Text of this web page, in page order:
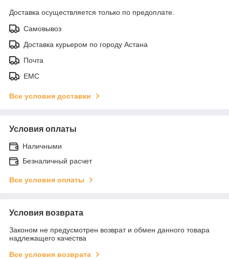
Доставка осуществляется только по предоплате.
Самовывоз
Доставка курьером по городу Астана
Почта
ЕМС
Все условия доставки
Условия оплаты
Наличными
Безналичный расчет
Все условия оплаты
Условия возврата
Законом не предусмотрен возврат и обмен данного товара
надлежащего качества
Все условия возврата